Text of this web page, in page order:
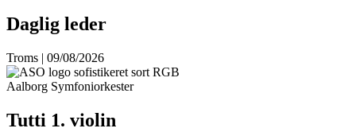
Daglig leder
Troms | 09/08/2026
Aalborg Symfoniorkester
Tutti 1. violin